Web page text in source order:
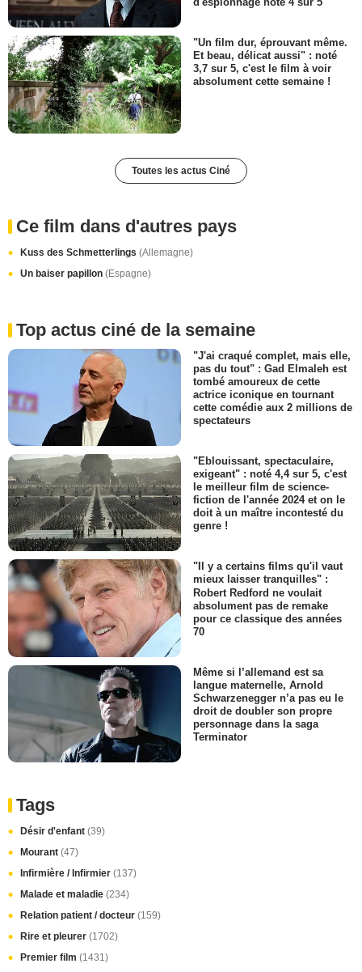
"Un film dur, éprouvant même.
Et beau, délicat aussi" : noté
3,7 sur 5, c'est le film à voir
absolument cette semaine !
Toutes les actus Ciné
Ce film dans d'autres pays
Kuss des Schmetterlings (Allemagne)
Un baiser papillon (Espagne)
Top actus ciné de la semaine
"J'ai craqué complet, mais elle,
pas du tout" : Gad Elmaleh est
tombé amoureux de cette
actrice iconique en tournant
cette comédie aux 2 millions de
spectateurs
"Eblouissant, spectaculaire,
exigeant" : noté 4,4 sur 5, c'est
le meilleur film de science-
fiction de l'année 2024 et on le
doit à un maître incontesté du
genre !
"Il y a certains films qu'il vaut
mieux laisser tranquilles" :
Robert Redford ne voulait
absolument pas de remake
pour ce classique des années
70
Même si l’allemand est sa
langue maternelle, Arnold
Schwarzenegger n’a pas eu le
droit de doubler son propre
personnage dans la saga
Terminator
Tags
Désir d'enfant (39)
Mourant (47)
Infirmière / Infirmier (137)
Malade et maladie (234)
Relation patient / docteur (159)
Rire et pleurer (1702)
Premier film (1431)